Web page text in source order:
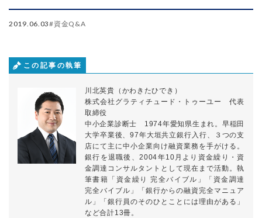
2019.06.03#資金Q&A
この記事の執筆
川北英貴（かわきたひでき）
株式会社グラティチュード・トゥーユー 代表
取締役
中小企業診断士 1974年愛知県生まれ。早稲田
大学卒業後、97年大垣共立銀行入行、３つの支
店にて主に中小企業向け融資業務を手がける。
銀行を退職後、2004年10月より資金繰り・資
金調達コンサルタントとして現在まで活動。執
筆書籍「資金繰り 完全バイブル」「資金調達
完全バイブル」「銀行からの融資完全マニュア
ル」「銀行員のそのひとことには理由がある」
など合計13冊。